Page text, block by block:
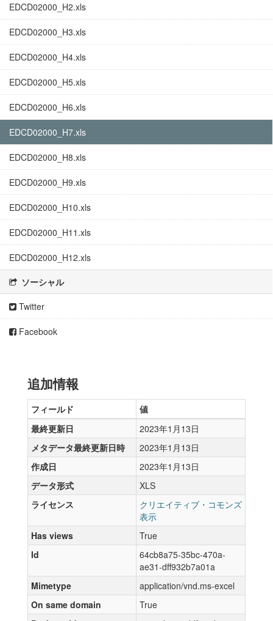
EDCD02000_H2.xls
EDCD02000_H3.xls
EDCD02000_H4.xls
EDCD02000_H5.xls
EDCD02000_H6.xls
EDCD02000_H7.xls
EDCD02000_H8.xls
EDCD02000_H9.xls
EDCD02000_H10.xls
EDCD02000_H11.xls
EDCD02000_H12.xls
ソーシャル
Twitter
Facebook
追加情報
フィールド
値
最終更新日
2023年1月13日
メタデータ最終更新日時
2023年1月13日
作成日
2023年1月13日
データ形式
XLS
ライセンス
クリエイティブ・コモンズ
表示
Has views
True
Id
64cb8a75-35bc-470a-
ae31-dff932b7a01a
Mimetype
application/vnd.ms-excel
On same domain
True